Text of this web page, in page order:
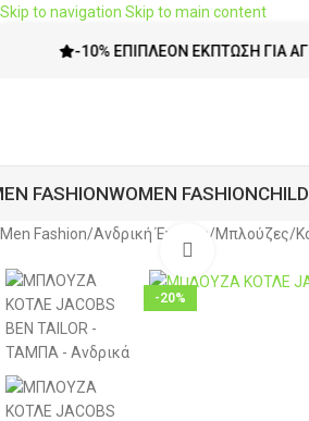
Skip to navigation Skip to main content
-10% ΕΠΙΠΛΈΟΝ ΈΚΠΤΩΣΗ ΓΙΑ ΑΓΟΡΈΣ
FASHIONWOMEN FASHION
Men Fashion/Ανδρική Ένδυση/Μπλούζες/
-20%